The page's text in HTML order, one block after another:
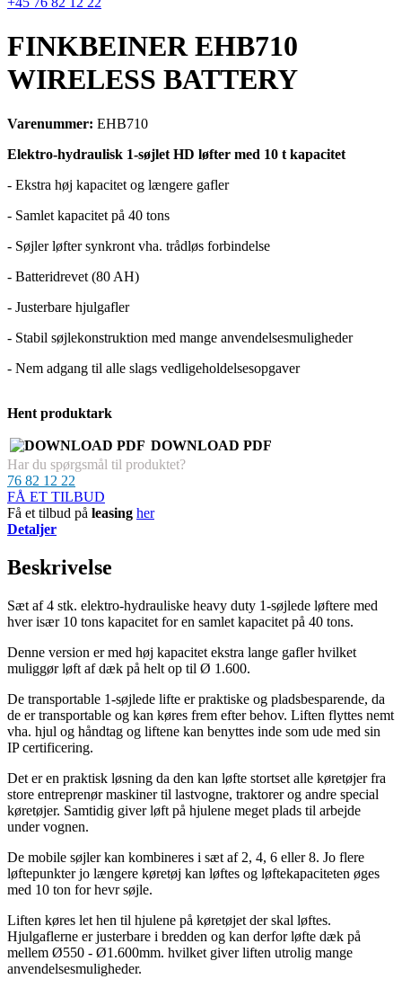
FINKBEINER EHB710
WIRELESS BATTERY
Varenummer: EHB710
Elektro-hydraulisk 1-søjlet HD løfter med 10 t kapacitet
- Ekstra høj kapacitet og længere gafler
- Samlet kapacitet på 40 tons
- Søjler løfter synkront vha. trådløs forbindelse
- Batteridrevet (80 AH)
- Justerbare hjulgafler
- Stabil søjlekonstruktion med mange anvendelsesmuligheder
- Nem adgang til alle slags vedligeholdelsesopgaver
Hent produktark
DOWNLOAD PDF
Har du spørgsmål til produktet?
76 82 12 22
FÅ ET TILBUD
Få et tilbud på leasing her
Detaljer
Beskrivelse
Sæt af 4 stk. elektro-hydrauliske heavy duty 1-søjlede løftere med
hver især 10 tons kapacitet for en samlet kapacitet på 40 tons.
Denne version er med høj kapacitet ekstra lange gafler hvilket
muliggør løft af dæk på helt op til Ø 1.600.
De transportable 1-søjlede lifte er praktiske og pladsbesparende, da
de er transportable og kan køres frem efter behov. Liften flyttes nemt
vha. hjul og håndtag og liftene kan benyttes inde som ude med sin
IP certificering.
Det er en praktisk løsning da den kan løfte stortset alle køretøjer fra
store entreprenør maskiner til lastvogne, traktorer og andre special
køretøjer. Samtidig giver løft på hjulene meget plads til arbejde
under vognen.
De mobile søjler kan kombineres i sæt af 2, 4, 6 eller 8. Jo flere
løftepunkter jo længere køretøj kan løftes og løftekapaciteten øges
med 10 ton for hevr søjle.
Liften køres let hen til hjulene på køretøjet der skal løftes.
Hjulgaflerne er justerbare i bredden og kan derfor løfte dæk på
mellem Ø550 - Ø1.600mm. hvilket giver liften utrolig mange
anvendelsesmuligheder.